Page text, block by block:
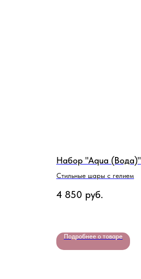
Набор "Aqua (Вода)"
Стильные шары с гелием
4 850 руб.
Подробнее о товаре